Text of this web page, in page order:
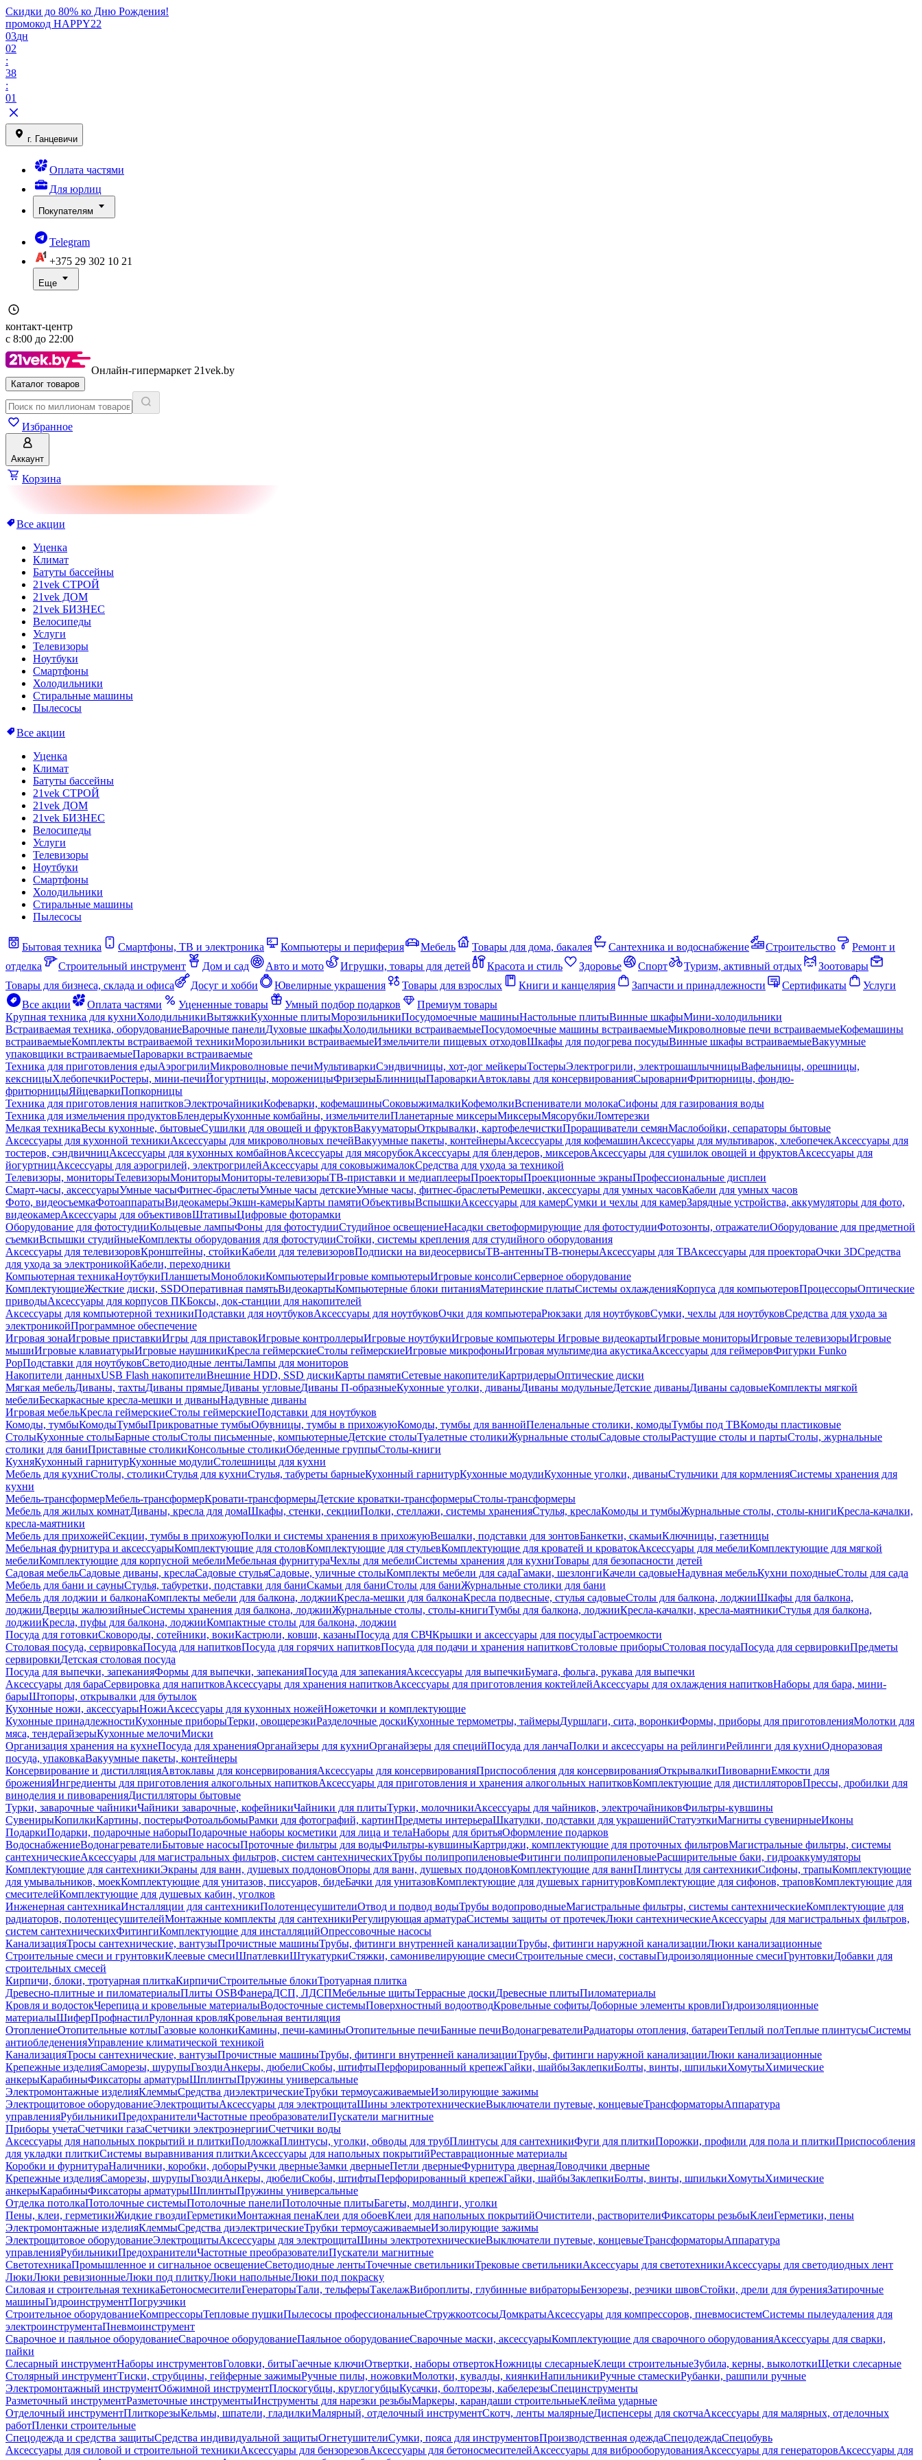
Скидки до 80% ко Дню Рождения!
промокод HAPPY22
03дн
02
:
38
:
01
г. Ганцевичи
Оплата частями
Для юрлиц
Покупателям
Telegram
+375 29 302 10 21
Еще
контакт-центр
с 8:00 до 22:00
Онлайн-гипермаркет 21vek.by
Каталог товаров
Избранное
Аккаунт
Корзина
Все акции
Уценка
Климат
Батуты бассейны
21vek СТРОЙ
21vek ДОМ
21vek БИЗНЕС
Велосипеды
Услуги
Телевизоры
Ноутбуки
Смартфоны
Холодильники
Стиральные машины
Пылесосы
Все акции
Уценка
Климат
Батуты бассейны
21vek СТРОЙ
21vek ДОМ
21vek БИЗНЕС
Велосипеды
Услуги
Телевизоры
Ноутбуки
Смартфоны
Холодильники
Стиральные машины
Пылесосы
Бытовая техника Смартфоны, ТВ и электроника Компьютеры и периферия Мебель Товары для дома, бакалея Сантехника и водоснабжение Строительство
Ремонт и
отделка
Строительный инструмент Дом и сад Авто и мото Игрушки, товары для детей Красота и стиль Здоровье Спорт Туризм, активный отдых
Зоотовары
Товары для бизнеса, склада и офиса
Досуг и хобби Ювелирные украшения Товары для взрослых Книги и канцелярия Запчасти и принадлежности Сертификаты
Услуги
Все акции
Оплата частями Уцененные товары Умный подбор подарков
Премиум товары
Крупная техника для кухниХолодильникиВытяжкиКухонные плитыМорозильникиПосудомоечные машиныНастольные плитыВинные шкафыМини-холодильники
Встраиваемая техника, оборудованиеВарочные панелиДуховые шкафыХолодильники встраиваемыеПосудомоечные машины встраиваемыеМикроволновые печи встраиваемыеКофемашины
встраиваемыеКомплекты встраиваемой техникиМорозильники встраиваемыеИзмельчители пищевых отходовШкафы для подогрева посудыВинные шкафы встраиваемыеВакуумные
упаковщики встраиваемыеПароварки встраиваемые
Техника для приготовления едыАэрогрилиМикроволновые печиМультиваркиСэндвичницы, хот-дог мейкерыТостерыЭлектрогрили, электрошашлычницыВафельницы, орешницы,
кексницыХлебопечкиРостеры, мини-печиЙогуртницы, мороженицыФризерыБлинницыПароваркиАвтоклавы для консервированияСыроварниФритюрницы, фондю-
фритюрницыЯйцеваркиПопкорницы
Техника для приготовления напитковЭлектрочайникиКофеварки, кофемашиныСоковыжималкиКофемолкиВспениватели молокаСифоны для газирования воды
Техника для измельчения продуктовБлендерыКухонные комбайны, измельчителиПланетарные миксерыМиксерыМясорубкиЛомтерезки
Мелкая техникаВесы кухонные, бытовыеСушилки для овощей и фруктовВакууматорыОткрывалки, картофелечисткиПроращиватели семянМаслобойки, сепараторы бытовые
Аксессуары для кухонной техникиАксессуары для микроволновых печейВакуумные пакеты, контейнерыАксессуары для кофемашинАксессуары для мультиварок, хлебопечекАксессуары для
тостеров, сэндвичницАксессуары для кухонных комбайновАксессуары для мясорубокАксессуары для блендеров, миксеровАксессуары для сушилок овощей и фруктовАксессуары для
йогуртницАксессуары для аэрогрилей, электрогрилейАксессуары для соковыжималокСредства для ухода за техникой
Телевизоры, мониторыТелевизорыМониторыМониторы-телевизорыТВ-приставки и медиаплеерыПроекторыПроекционные экраныПрофессиональные дисплеи
Смарт-часы, аксессуарыУмные часыФитнес-браслетыУмные часы детскиеУмные часы, фитнес-браслетыРемешки, аксессуары для умных часовКабели для умных часов
Фото, видеосъемкаФотоаппаратыВидеокамерыЭкшн-камерыКарты памятиОбъективыВспышкиАксессуары для камерСумки и чехлы для камерЗарядные устройства, аккумуляторы для фото,
видеокамерАксессуары для объективовШтативыЦифровые фоторамки
Оборудование для фотостудииКольцевые лампыФоны для фотостудииСтудийное освещениеНасадки светоформирующие для фотостудииФотозонты, отражателиОборудование для предметной
съемкиВспышки студийныеКомплекты оборудования для фотостудииСтойки, системы крепления для студийного оборудования
Аксессуары для телевизоровКронштейны, стойкиКабели для телевизоровПодписки на видеосервисыТВ-антенныТВ-тюнерыАксессуары для ТВАксессуары для проектораОчки 3DСредства
для ухода за электроникойКабели, переходники
Компьютерная техникаНоутбукиПланшетыМоноблокиКомпьютерыИгровые компьютерыИгровые консолиСерверное оборудование
КомплектующиеЖесткие диски, SSDОперативная памятьВидеокартыКомпьютерные блоки питанияМатеринские платыСистемы охлажденияКорпуса для компьютеровПроцессорыОптические
приводыАксессуары для корпусов ПКБоксы, док-станции для накопителей
Аксессуары для компьютерной техникиПодставки для ноутбуковАксессуары для ноутбуковОчки для компьютераРюкзаки для ноутбуковСумки, чехлы для ноутбуковСредства для ухода за
электроникойПрограммное обеспечение
Игровая зонаИгровые приставкиИгры для приставокИгровые контроллерыИгровые ноутбукиИгровые компьютеры Игровые видеокартыИгровые мониторыИгровые телевизорыИгровые
мышиИгровые клавиатурыИгровые наушникиКресла геймерскиеСтолы геймерскиеИгровые микрофоныИгровая мультимедиа акустикаАксессуары для геймеровФигурки Funko
PopПодставки для ноутбуковСветодиодные лентыЛампы для мониторов
Накопители данныхUSB Flash накопителиВнешние HDD, SSD дискиКарты памятиСетевые накопителиКартридерыОптические диски
Мягкая мебельДиваны, тахтыДиваны прямыеДиваны угловыеДиваны П-образныеКухонные уголки, диваныДиваны модульныеДетские диваныДиваны садовыеКомплекты мягкой
мебелиБескаркасные кресла-мешки и диваныНадувные диваны
Игровая мебельКресла геймерскиеСтолы геймерскиеПодставки для ноутбуков
Комоды, тумбыКомодыТумбыПрикроватные тумбыОбувницы, тумбы в прихожуюКомоды, тумбы для ваннойПеленальные столики, комодыТумбы под ТВКомоды пластиковые
СтолыКухонные столыБарные столыСтолы письменные, компьютерныеДетские столыТуалетные столикиЖурнальные столыСадовые столыРастущие столы и партыСтолы, журнальные
столики для баниПриставные столикиКонсольные столикиОбеденные группыСтолы-книги
КухняКухонный гарнитурКухонные модулиСтолешницы для кухни
Мебель для кухниСтолы, столикиСтулья для кухниСтулья, табуреты барныеКухонный гарнитурКухонные модулиКухонные уголки, диваныСтульчики для кормленияСистемы хранения для
кухни
Мебель-трансформерМебель-трансформерКровати-трансформерыДетские кроватки-трансформерыСтолы-трансформеры
Мебель для жилых комнатДиваны, кресла для домаШкафы, стенки, секцииПолки, стеллажи, системы храненияСтулья, креслаКомоды и тумбыЖурнальные столы, столы-книгиКресла-качалки,
кресла-маятники
Мебель для прихожейСекции, тумбы в прихожуюПолки и системы хранения в прихожуюВешалки, подставки для зонтовБанкетки, скамьиКлючницы, газетницы
Мебельная фурнитура и аксессуарыКомплектующие для столовКомплектующие для стульевКомплектующие для кроватей и кроватокАксессуары для мебелиКомплектующие для мягкой
мебелиКомплектующие для корпусной мебелиМебельная фурнитураЧехлы для мебелиСистемы хранения для кухниТовары для безопасности детей
Садовая мебельСадовые диваны, креслаСадовые стульяСадовые, уличные столыКомплекты мебели для садаГамаки, шезлонгиКачели садовыеНадувная мебельКухни походныеСтолы для сада
Мебель для бани и сауныСтулья, табуретки, подставки для баниСкамьи для баниСтолы для баниЖурнальные столики для бани
Мебель для лоджии и балконаКомплекты мебели для балкона, лоджииКресла-мешки для балконаКресла подвесные, стулья садовыеСтолы для балкона, лоджииШкафы для балкона,
лоджииДверцы жалюзийныеСистемы хранения для балкона, лоджииЖурнальные столы, столы-книгиТумбы для балкона, лоджииКресла-качалки, кресла-маятникиСтулья для балкона,
лоджииКресла, пуфы для балкона, лоджииКомпактные столы для балкона, лоджии
Посуда для готовкиСковороды, сотейники, вокиКастрюли, ковши, казаныПосуда для СВЧКрышки и аксессуары для посудыГастроемкости
Столовая посуда, сервировкаПосуда для напитковПосуда для горячих напитковПосуда для подачи и хранения напитковСтоловые приборыСтоловая посудаПосуда для сервировкиПредметы
сервировкиДетская столовая посуда
Посуда для выпечки, запеканияФормы для выпечки, запеканияПосуда для запеканияАксессуары для выпечкиБумага, фольга, рукава для выпечки
Аксессуары для бараСервировка для напитковАксессуары для хранения напитковАксессуары для приготовления коктейлейАксессуары для охлаждения напитковНаборы для бара, мини-
барыШтопоры, открывалки для бутылок
Кухонные ножи, аксессуарыНожиАксессуары для кухонных ножейНожеточки и комплектующие
Кухонные принадлежностиКухонные приборыТерки, овощерезкиРазделочные доскиКухонные термометры, таймерыДуршлаги, сита, воронкиФормы, приборы для приготовленияМолотки для
мяса, тендерайзерыКухонные мелочиМиски
Организация хранения на кухнеПосуда для храненияОрганайзеры для кухниОрганайзеры для специйПосуда для ланчаПолки и аксессуары на рейлингиРейлинги для кухниОдноразовая
посуда, упаковкаВакуумные пакеты, контейнеры
Консервирование и дистилляцияАвтоклавы для консервированияАксессуары для консервированияПриспособления для консервированияОткрывалкиПивоварниЕмкости для
броженияИнгредиенты для приготовления алкогольных напитковАксессуары для приготовления и хранения алкогольных напитковКомплектующие для дистилляторовПрессы, дробилки для
виноделия и пивоваренияДистилляторы бытовые
Турки, заварочные чайникиЧайники заварочные, кофейникиЧайники для плитыТурки, молочникиАксессуары для чайников, электрочайниковФильтры-кувшины
СувенирыКопилкиКартины, постерыФотоальбомыРамки для фотографий, картинПредметы интерьераШкатулки, подставки для украшенийСтатуэткиМагниты сувенирныеИконы
ПодаркиПодарки, подарочные наборыПодарочные наборы косметики для лица и телаНаборы для бритьяОформление подарков
ВодоснабжениеВодонагревателиБытовые насосыПроточные фильтры для водыФильтры-кувшиныКартриджи, комплектующие для проточных фильтровМагистральные фильтры, системы
сантехническиеАксессуары для магистральных фильтров, систем сантехническихТрубы полипропиленовыеФитинги полипропиленовыеРасширительные баки, гидроаккумуляторы
Комплектующие для сантехникиЭкраны для ванн, душевых поддоновОпоры для ванн, душевых поддоновКомплектующие для ваннПлинтусы для сантехникиСифоны, трапыКомплектующие
для умывальников, моекКомплектующие для унитазов, писсуаров, бидеБачки для унитазовКомплектующие для душевых гарнитуровКомплектующие для сифонов, траповКомплектующие для
смесителейКомплектующие для душевых кабин, уголков
Инженерная сантехникаИнсталляции для сантехникиПолотенцесушителиОтвод и подвод водыТрубы водопроводныеМагистральные фильтры, системы сантехническиеКомплектующие для
радиаторов, полотенцесушителейМонтажные комплекты для сантехникиРегулирующая арматураСистемы защиты от протечекЛюки сантехническиеАксессуары для магистральных фильтров,
систем сантехническихФитингиКомплектующие для инсталляцийОпрессовочные насосы
КанализацияТросы сантехнические, вантузыПрочистные машиныТрубы, фитинги внутренней канализацииТрубы, фитинги наружной канализацииЛюки канализационные
Строительные смеси и грунтовкиКлеевые смесиШпатлевкиШтукатуркиСтяжки, самонивелирующие смесиСтроительные смеси, составыГидроизоляционные смесиГрунтовкиДобавки для
строительных смесей
Кирпичи, блоки, тротуарная плиткаКирпичиСтроительные блокиТротуарная плитка
Древесно-плитные и пиломатериалыПлиты OSBФанераДСП, ЛДСПМебельные щитыТеррасные доскиДревесные плитыПиломатериалы
Кровля и водостокЧерепица и кровельные материалыВодосточные системыПоверхностный водоотводКровельные софитыДоборные элементы кровлиГидроизоляционные
материалыШиферПрофнастилРулонная кровляКровельная вентиляция
ОтоплениеОтопительные котлыГазовые колонкиКамины, печи-каминыОтопительные печиБанные печиВодонагревателиРадиаторы отопления, батареиТеплый полТеплые плинтусыСистемы
антиобледененияУправление климатической техникой
КанализацияТросы сантехнические, вантузыПрочистные машиныТрубы, фитинги внутренней канализацииТрубы, фитинги наружной канализацииЛюки канализационные
Крепежные изделияСаморезы, шурупыГвоздиАнкеры, дюбелиСкобы, штифтыПерфорированный крепежГайки, шайбыЗаклепкиБолты, винты, шпилькиХомутыХимические
анкерыКарабиныФиксаторы арматурыШплинтыПружины универсальные
Электромонтажные изделияКлеммыСредства диэлектрическиеТрубки термоусаживаемыеИзолирующие зажимы
Электрощитовое оборудованиеЭлектрощитыАксессуары для электрощитаШины электротехническиеВыключатели путевые, концевыеТрансформаторыАппаратура
управленияРубильникиПредохранителиЧастотные преобразователиПускатели магнитные
Приборы учетаСчетчики газаСчетчики электроэнергииСчетчики воды
Аксессуары для напольных покрытий и плиткиПодложкаПлинтусы, уголки, обводы для трубПлинтусы для сантехникиФуги для плиткиПорожки, профили для пола и плиткиПриспособления
для укладки плиткиСистемы выравнивания плиткиАксессуары для напольных покрытийРеставрационные материалы
Коробки и фурнитураНаличники, коробки, доборыРучки дверныеЗамки дверныеПетли дверныеФурнитура двернаяДоводчики дверные
Крепежные изделияСаморезы, шурупыГвоздиАнкеры, дюбелиСкобы, штифтыПерфорированный крепежГайки, шайбыЗаклепкиБолты, винты, шпилькиХомутыХимические
анкерыКарабиныФиксаторы арматурыШплинтыПружины универсальные
Отделка потолкаПотолочные системыПотолочные панелиПотолочные плитыБагеты, молдинги, уголки
Пены, клеи, герметикиЖидкие гвоздиГерметикиМонтажная пенаКлеи для обоевКлеи для напольных покрытийОчистители, растворителиФиксаторы резьбыКлеиГерметики, пены
Электромонтажные изделияКлеммыСредства диэлектрическиеТрубки термоусаживаемыеИзолирующие зажимы
Электрощитовое оборудованиеЭлектрощитыАксессуары для электрощитаШины электротехническиеВыключатели путевые, концевыеТрансформаторыАппаратура
управленияРубильникиПредохранителиЧастотные преобразователиПускатели магнитные
СветотехникаПромышленное и сигнальное освещениеСветодиодные лентыТочечные светильникиТрековые светильникиАксессуары для светотехникиАксессуары для светодиодных лент
ЛюкиЛюки ревизионныеЛюки под плиткуЛюки напольныеЛюки под покраску
Силовая и строительная техникаБетоносмесителиГенераторыТали, тельферыТакелажВиброплиты, глубинные вибраторыБензорезы, резчики швовСтойки, дрели для буренияЗатирочные
машиныГидроинструментПогрузчики
Строительное оборудованиеКомпрессорыТепловые пушкиПылесосы профессиональныеСтружкоотсосыДомкратыАксессуары для компрессоров, пневмосистемСистемы пылеудаления для
электроинструментаПневмоинструмент
Сварочное и паяльное оборудованиеСварочное оборудованиеПаяльное оборудованиеСварочные маски, аксессуарыКомплектующие для сварочного оборудованияАксессуары для сварки,
пайки
Слесарный инструментНаборы инструментовГоловки, битыГаечные ключиОтвертки, наборы отвертокНожницы слесарныеКлещи строительныеЗубила, керны, выколоткиЩетки слесарные
Столярный инструментТиски, струбцины, гейферные зажимыРучные пилы, ножовкиМолотки, кувалды, киянкиНапильникиРучные стамескиРубанки, рашпили ручные
Электромонтажный инструментОбжимной инструментПлоскогубцы, круглогубцыКусачки, болторезы, кабелерезыСпецинструменты
Разметочный инструментРазметочные инструментыИнструменты для нарезки резьбыМаркеры, карандаши строительныеКлейма ударные
Отделочный инструментПлиткорезыКельмы, шпатели, гладилкиМалярный, отделочный инструментСкотч, ленты малярныеДиспенсеры для скотчаАксессуары для малярных, отделочных
работПленки строительные
Спецодежда и средства защитыСредства индивидуальной защитыОгнетушителиСумки, пояса для инструментовПроизводственная одеждаСпецодеждаСпецобувь
Аксессуары для силовой и строительной техникиАксессуары для бензорезовАксессуары для бетоносмесителейАксессуары для виброоборудованияАксессуары для генераторовАксессуары для